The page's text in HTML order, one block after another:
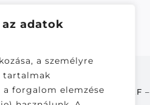
adatok
a személyre
tartalmak
forgalom elemzése
ÁSZF –